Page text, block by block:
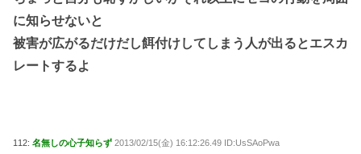
に知らせないと
被害が広がるだけだし餌付けしてしまう人が出るとエスカ
レートするよ
112: 名無しの心子知らず 2013/02/15(金) 16:12:26.49 ID:UsSAoPwa